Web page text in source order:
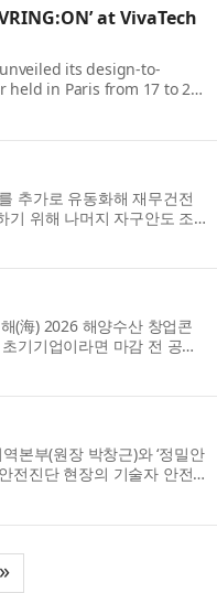
at VivaTech
its design-to-
held in Paris from 17 to 20
추가로 유동화해 재무건전
기 위해 나머지 자구안도 조
(海) 2026 해양수산 창업콘
기기업이라면 마감 전 공식
본부(원장 박창근)와 ‘정밀안
전진단 현장의 기술자 안전
»